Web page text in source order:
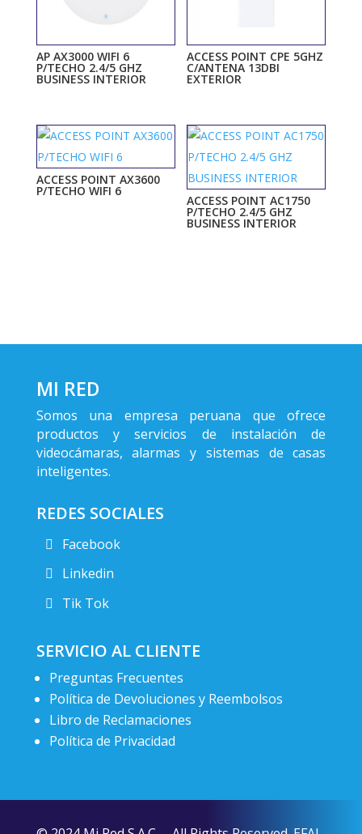
AP AX3000 WIFI 6
P/TECHO 2.4/5 GHZ
BUSINESS INTERIOR
ACCESS POINT CPE 5GHZ
C/ANTENA 13DBI
EXTERIOR
ACCESS POINT AX3600
P/TECHO WIFI 6
ACCESS POINT AC1750
P/TECHO 2.4/5 GHZ
BUSINESS INTERIOR
MI RED
Somos una empresa peruana que ofrece
productos y servicios de instalación de
videocámaras, alarmas y sistemas de casas
inteligentes.
REDES SOCIALES
Facebook
Linkedin
Tik Tok
SERVICIO AL CLIENTE
Preguntas Frecuentes
Política de Devoluciones y Reembolsos
Libro de Reclamaciones
Política de Privacidad